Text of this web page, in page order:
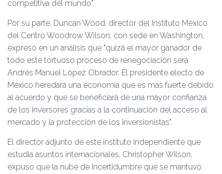
competitiva del mundo .
Por su parte, Duncan Wood, director del Instituto México
del Centro Woodrow Wilson, con sede en Washington,
expresó en un análisis que quizá el mayor ganador de
todo este tortuoso proceso de renegociación será
Andrés Manuel López Obrador. El presidente electo de
México heredará una economía que es más fuerte debido
al acuerdo y que se beneficiará de una mayor confianza
de los inversores gracias a la continuación del acceso al
mercado y la protección de los inversionistas .
El director adjunto de este instituto independiente que
estudia asuntos internacionales, Christopher Wilson,
expuso que la nube de incertidumbre que se mantuvo